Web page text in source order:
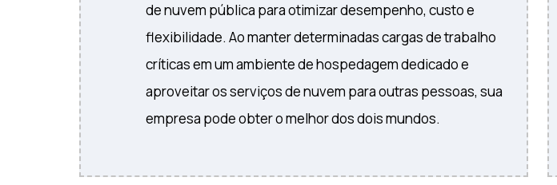
de nuvem pública para otimizar desempenho, custo e
flexibilidade. Ao manter determinadas cargas de trabalho
críticas em um ambiente de hospedagem dedicado e
aproveitar os serviços de nuvem para outras pessoas, sua
empresa pode obter o melhor dos dois mundos.